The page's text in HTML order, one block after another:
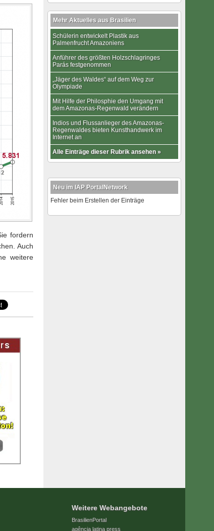
fordern
Auch
weitere
Mehr Aktuelles aus Brasilien
Schülerin entwickelt Plastik aus
Palmenfrucht Amazoniens
Anführer des größten Holzschlagringes
Parás festgenommen
„Jäger des Waldes“ auf dem Weg zur
Olympiade
Mit Hilfe der Philosphie den Umgang mit
dem Amazonas-Regenwald verändern
Indios und Flussanlieger des Amazonas-
Regenwaldes bieten Kunsthandwerk im
Internet an
Alle Einträge dieser Rubrik ansehen »
Neu im IAP PortalNetwork
Fehler beim Erstellen der Einträge
Weitere Webangebote
BrasilienPortal
agência latina press